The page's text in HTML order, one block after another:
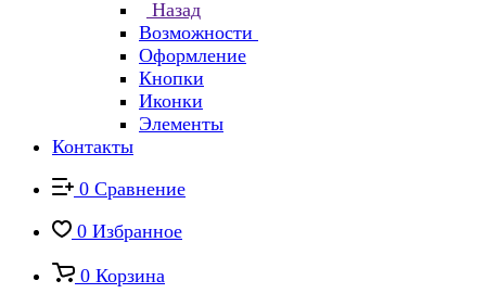
Назад
Возможности
Оформление
Кнопки
Иконки
Элементы
Контакты
0 Сравнение
0 Избранное
0 Корзина